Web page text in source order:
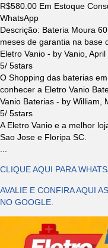
R$580.00 Em Estoque
WhatsApp
Descrição: Bateria Moura
meses de garantia na base
Eletro Vanio - by Vanio April
5/ 5stars
O Shopping das baterias
conhecer a Eletro Vanio
Vanio Baterias - by William
5/ 5stars
A Eletro Vanio e a melhor
Sao Jose e Floripa SC.
CLIQUE AQUI PARA
AVALIE E CONFIRA AQUI
NO GOOGLE.